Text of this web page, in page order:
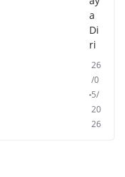
a
Di
ri
26
/0
5/
20
26